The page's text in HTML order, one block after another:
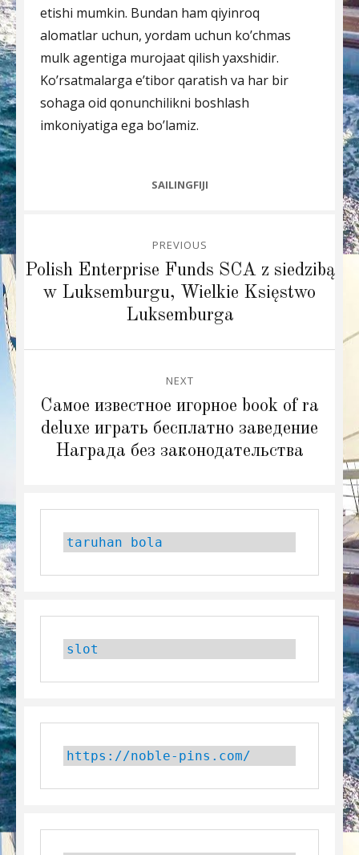
etishi mumkin. Bundan ham qiyinroq
alomatlar uchun, yordam uchun ko’chmas
mulk agentiga murojaat qilish yaxshidir.
Ko’rsatmalarga e’tibor qaratish va har bir
sohaga oid qonunchilikni boshlash
imkoniyatiga ega bo’lamiz.
CATEGORIES
SAILINGFIJI
navigation
PREVIOUS
Previous
post:
Polish Enterprise Funds SCA z siedzibą
w Luksemburgu, Wielkie Księstwo
Luksemburga
NEXT
Next
post:
Самое известное игорное book of ra
deluxe играть бесплатно заведение
Награда без законодательства
taruhan bola
slot
https://noble-pins.com/